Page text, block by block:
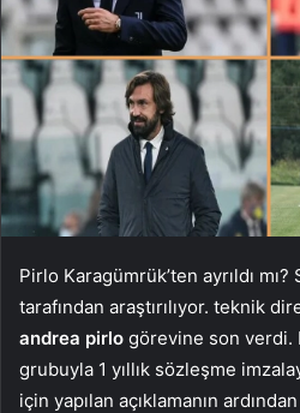
Pirlo Karagümrük’ten ayrıldı
tarafından araştırılıyor. teknik
andrea pirlo görevine son verdi.
grubuyla 1 yıllık sözleşme
için yapılan açıklamanın